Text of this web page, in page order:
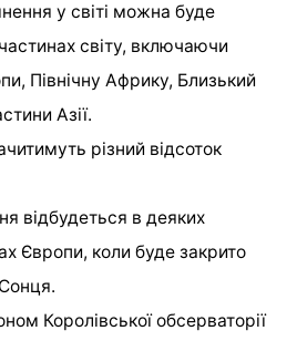
у світі можна буде
світу, включаючи
Північну Африку, Близький
Азії.
різний відсоток
відбудеться в деяких
Європи, коли буде закрито
Королівської обсерваторії